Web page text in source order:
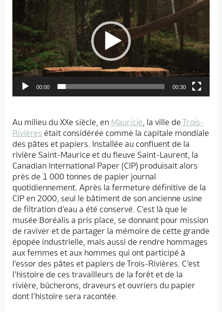
00:00 00:30
Au milieu du XXe siècle, en Mauricie , la ville de Trois-
Rivières était considérée comme la capitale mondiale
des pâtes et papiers. Installée au confluent de la
rivière Saint-Maurice et du fleuve Saint-Laurent, la
Canadian International Paper (CIP) produisait alors
près de 1 000 tonnes de papier journal
quotidiennement. Après la fermeture définitive de la
CIP en 2000, seul le bâtiment de son ancienne usine
de filtration d’eau a été conservé. C’est là que le
musée Boréalis a pris place, se donnant pour mission
de raviver et de partager la mémoire de cette grande
épopée industrielle, mais aussi de rendre hommages
aux femmes et aux hommes qui ont participé à
l’essor des pâtes et papiers de Trois-Rivières. C’est
l’histoire de ces travailleurs de la forêt et de la
rivière, bûcherons, draveurs et ouvriers du papier
dont l’histoire sera racontée.